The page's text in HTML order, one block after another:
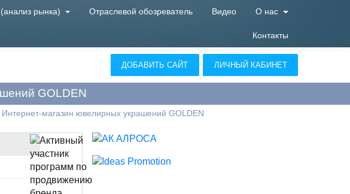
рынка) Отраслевой обозреватель Видео О нас
Контакты
ДОБАВИТЬ САЙТ ЛИЧНЫЙ КАБИНЕТ
GOLDEN
Интернет-магазин ювелирных украшений GOLDEN